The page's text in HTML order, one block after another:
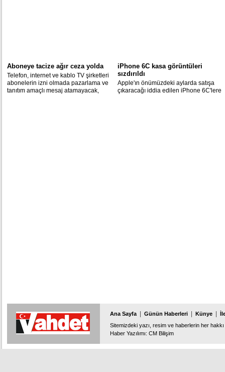
Aboneye tacize ağır ceza yolda
Telefon, internet ve kablo TV şirketleri
abonelerin izni olmada pazarlama ve
tanıtım amaçlı mesaj atamayacak,
iPhone 6C kasa görüntüleri
sızdırıldı
Apple'ın önümüzdeki aylarda satışa
çıkaracağı iddia edilen iPhone 6C'lere
Ana Sayfa Günün Haberleri Künye
Sitemizdeki yazı, resim ve haberlerin her
Haber Yazılımı: CM Bilişim